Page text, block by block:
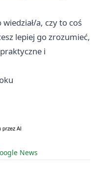
wiedział/a, czy to coś
lepiej go zrozumieć,
i
News